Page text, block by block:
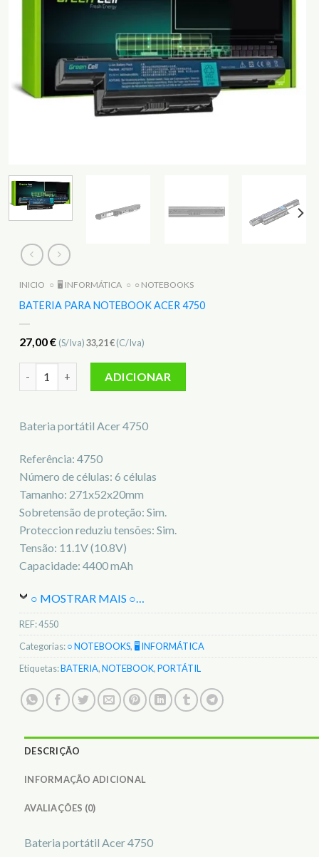
INICIO ○ 🖥️ INFORMÁTICA ○ ○ NOTEBOOKS
BATERIA PARA NOTEBOOK ACER 4750
27,00€ (S/Iva)33,21€(C/Iva)
ADICIONAR
Bateria portátil Acer 4750
Referência: 4750
Número de células: 6 células
Tamanho: 271x52x20mm
Sobretensão de proteção: Sim.
Proteccion reduziu tensões: Sim.
Tensão: 11.1V (10.8V)
Capacidade: 4400 mAh
○ MOSTRAR MAIS ○…
REF:4550
Categorias:○ NOTEBOOKS, 🖥️ INFORMÁTICA
Etiquetas:BATERIA,NOTEBOOK,PORTÁTIL
DESCRIÇÃO
INFORMAÇÃO ADICIONAL
AVALIAÇÕES (0)
Bateria portátil Acer 4750